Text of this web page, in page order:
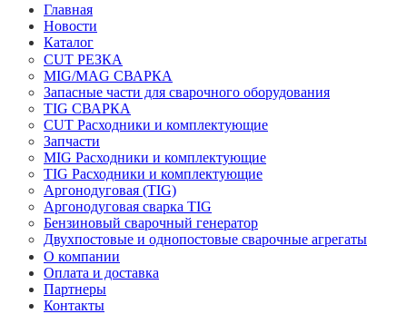
Главная
Новости
Каталог
CUT РЕЗКА
MIG/MAG СВАРКА
Запасные части для сварочного оборудования
TIG СВАРКА
CUT Расходники и комплектующие
Запчасти
MIG Расходники и комплектующие
TIG Расходники и комплектующие
Аргонодуговая (TIG)
Аргонодуговая сварка TIG
Бензиновый сварочный генератор
Двухпостовые и однопостовые сварочные агрегаты
О компании
Оплата и доставка
Партнеры
Контакты